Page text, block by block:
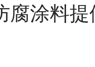
腐涂料